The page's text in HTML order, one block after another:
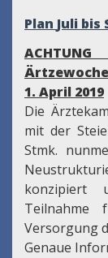
Plan Juli bis
1. April 2019
Die
mit der
Stmk.
konzipiert
Teilnahme
Versorgung
Genaue